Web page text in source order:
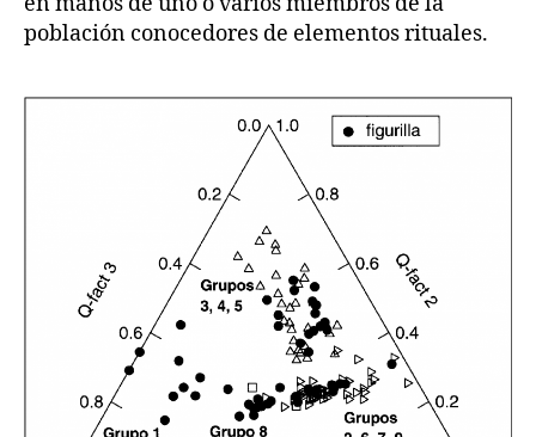
población conocedores de elementos rituales.